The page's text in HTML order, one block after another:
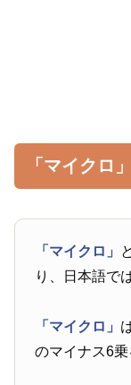
「マイクロ
「マイクロ」
り、日本語で
「マイクロ」
のマイナス6乗